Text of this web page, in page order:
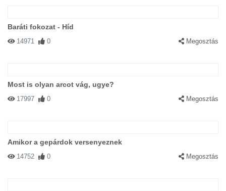
Baráti fokozat - Híd
14971 0 Megosztás
Most is olyan arcot vág, ugye?
17997 0 Megosztás
Amikor a gepárdok versenyeznek
14752 0 Megosztás